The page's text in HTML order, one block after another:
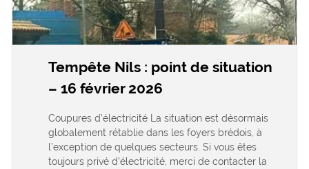
Tempête Nils : point de situation
– 16 février 2026
Coupures d’électricité La situation est désormais
globalement rétablie dans les foyers brédois, à
l’exception de quelques secteurs. Si vous êtes
toujours privé d’électricité, merci de contacter la